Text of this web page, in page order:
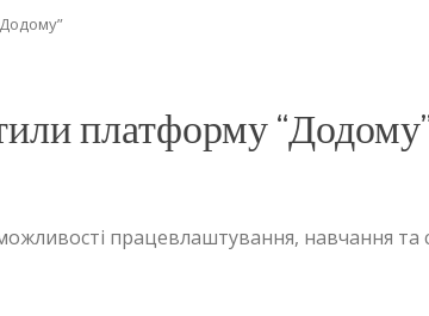
платформу
працевлаштування, навчання та